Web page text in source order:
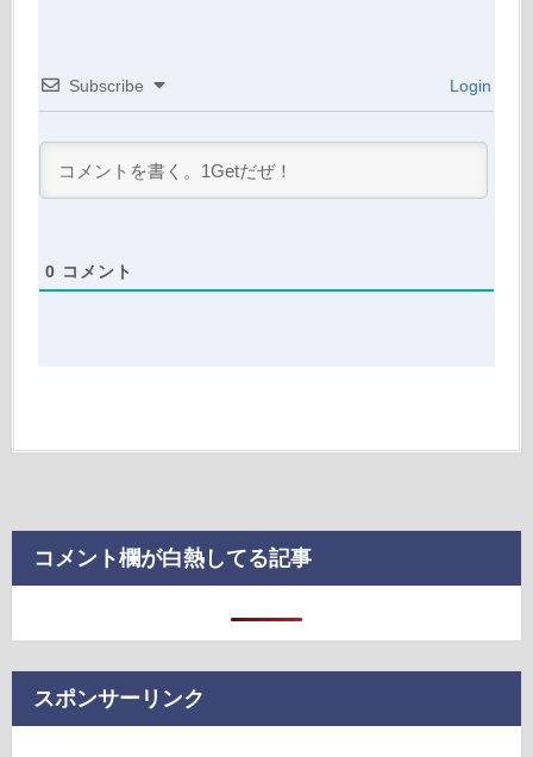
Subscribe Login
0 コメント
コメント欄が白熱してる記事
スポンサーリンク